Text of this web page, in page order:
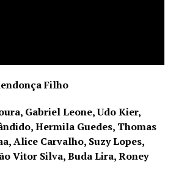
Filho
Gabriel Leone, Udo Kier,
Hermila Guedes, Thomas
Alice Carvalho, Suzy Lopes,
Vitor Silva, Buda Lira, Roney